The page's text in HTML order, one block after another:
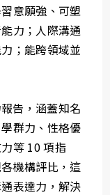
意願強、可塑
力；人際溝通
；能跨領域並
告，涵蓋知名
群力、性格優
等 10 項指
機構評比，這
表達力，解決